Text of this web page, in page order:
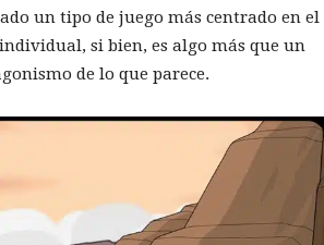
un tipo de juego más centrado en el
si bien, es algo más que un
de lo que parece.